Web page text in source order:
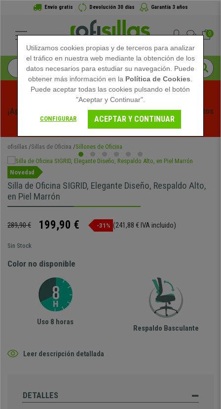
Envío gratis Devolución 30 días Garantía 3 años
0
¡Aprovecha las Rebajas de Verano en Ofisillas! Descuentos
Exclusivos por Tiempo Limitado - Ver Promo
ofisillas Sillas de Oficina Sillones de Oficina
Novedad
Silla de Oficina SIGRID, Elegante Diseño, Respaldo Alto,
en Piel Marrón
289,90 € 199,90 € -31% (241,88 € IVA incluido)
Sin Stock
Color no disponible
Uso 8 horas
Respaldo Basculante
Leer descripción detallada
DETALLES
Utilizamos cookies propias y de terceros para analizar
el tráfico en nuestra web mediante la obtención de los
datos necesarios para estudiar su navegación. Puede
obtener más información en la Política de Cookies
Puede aceptar todas las cookies pulsando el botón
"Aceptar y Continuar".
CONFIGURAR ACEPTAR Y CONTINUAR